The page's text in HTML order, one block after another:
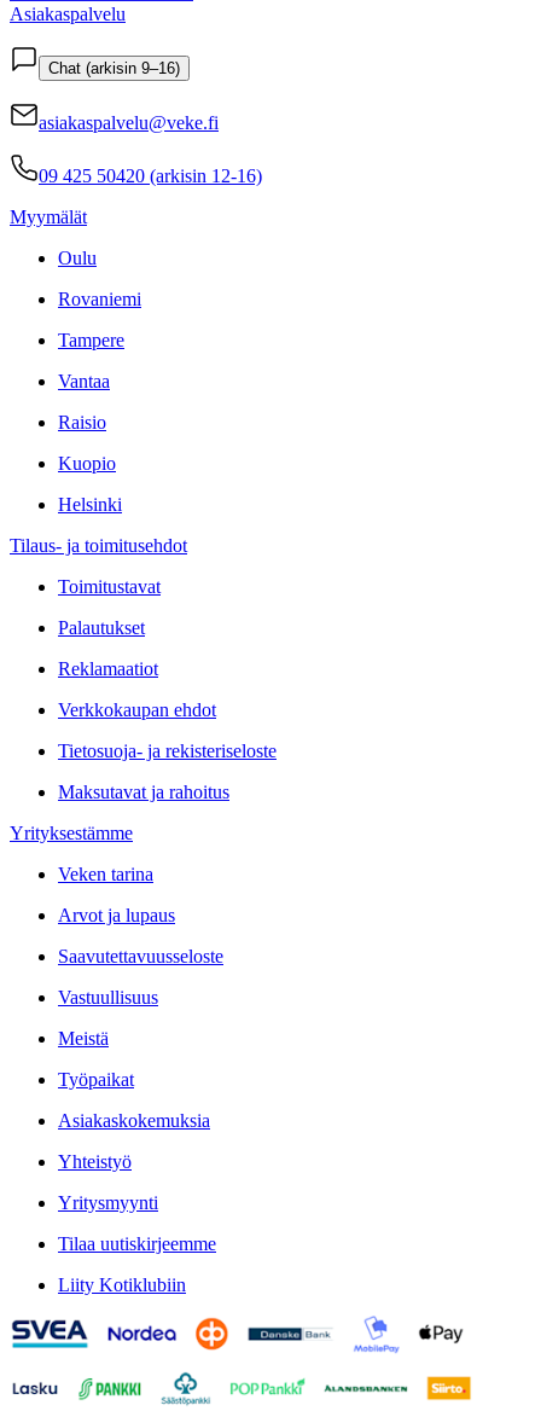
Asiakaspalvelu
Chat (arkisin 9–16)
asiakaspalvelu@veke.fi
09 425 50420 (arkisin 12-16)
Myymälät
Oulu
Rovaniemi
Tampere
Vantaa
Raisio
Kuopio
Helsinki
Tilaus- ja toimitusehdot
Toimitustavat
Palautukset
Reklamaatiot
Verkkokaupan ehdot
Tietosuoja- ja rekisteriseloste
Maksutavat ja rahoitus
Yrityksestämme
Veken tarina
Arvot ja lupaus
Saavutettavuusseloste
Vastuullisuus
Meistä
Työpaikat
Asiakaskokemuksia
Yhteistyö
Yritysmyynti
Tilaa uutiskirjeemme
Liity Kotiklubiin